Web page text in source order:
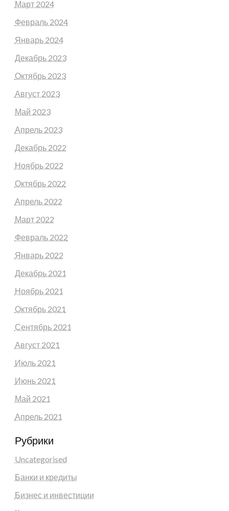
Март 2024
Февраль 2024
Январь 2024
Декабрь 2023
Октябрь 2023
Август 2023
Май 2023
Апрель 2023
Декабрь 2022
Ноябрь 2022
Октябрь 2022
Апрель 2022
Март 2022
Февраль 2022
Январь 2022
Декабрь 2021
Ноябрь 2021
Октябрь 2021
Сентябрь 2021
Август 2021
Июль 2021
Июнь 2021
Май 2021
Апрель 2021
Рубрики
Uncategorised
Банки и кредиты
Бизнес и инвестиции